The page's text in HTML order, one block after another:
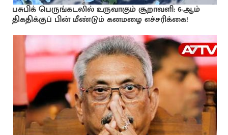
பசுபிக் பெருங்கடலில் உருவாகும் சூறாவளி: 6-ஆம்
திகதிக்குப் பின் மீண்டும் கனமழை எச்சரிக்கை!